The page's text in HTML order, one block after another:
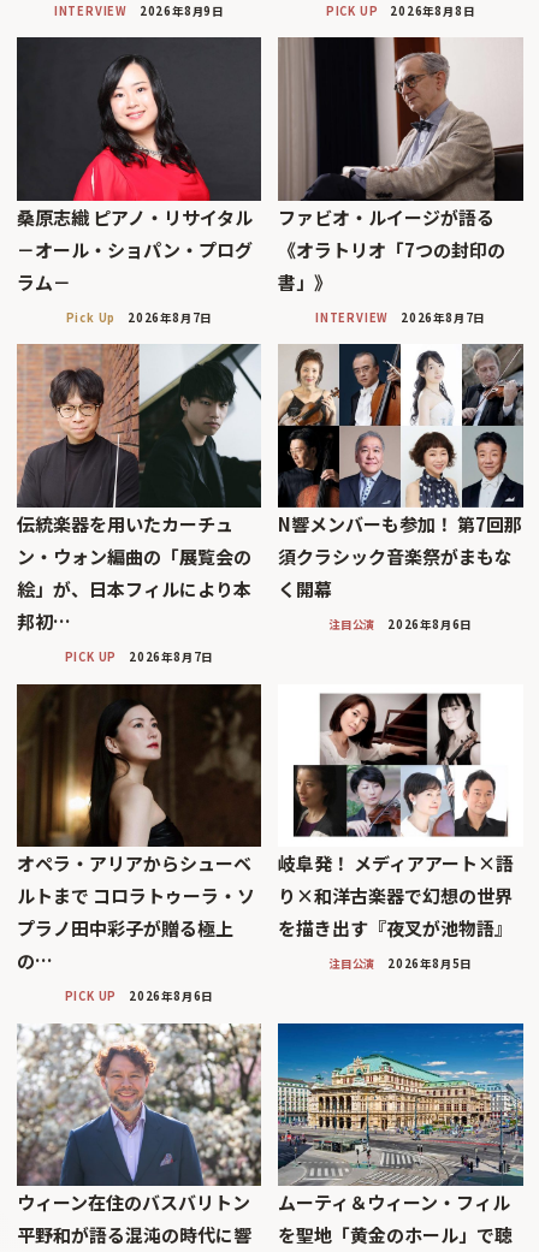
INTERVIEW 2026年8月9日 PICK UP 2026年8月8日
桑原志織 ピアノ・リサイタル
－オール・ショパン・プログ
ラム－
Pick Up 2026年8月7日
ファビオ・ルイージが語る
《オラトリオ「7つの封印の
書」》
INTERVIEW 2026年8月7日
伝統楽器を用いたカーチュ
ン・ウォン編曲の「展覧会の
絵」が、日本フィルにより本
邦初…
PICK UP 2026年8月7日
N響メンバーも参加！ 第7回那
須クラシック音楽祭がまもな
く開幕
注目公演 2026年8月6日
オペラ・アリアからシューベ
ルトまで コロラトゥーラ・ソ
プラノ田中彩子が贈る極上
の…
PICK UP 2026年8月6日
岐阜発！ メディアアート×語
り×和洋古楽器で幻想の世界
を描き出す『夜叉が池物語』
注目公演 2026年8月5日
ウィーン在住のバスバリトン
平野和が語る混沌の時代に響
ムーティ＆ウィーン・フィル
を聖地「黄金のホール」で聴